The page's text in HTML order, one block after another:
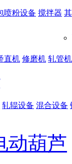
喷粉设备 搅拌器
直机 修磨机 轧管机
轧辊设备 混合设备
动葫芦